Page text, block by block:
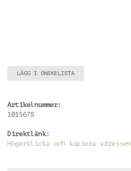
LÄGG I ÖNSKELISTA
Artikelnummer:
101567S
Direktlänk:
Högerklicka och kopiera adressen